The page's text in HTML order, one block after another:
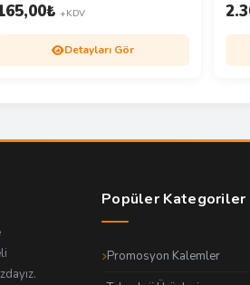
₺ +KDV
Detayları Gör
Popüler Kategoriler
Promosyon Kalemler